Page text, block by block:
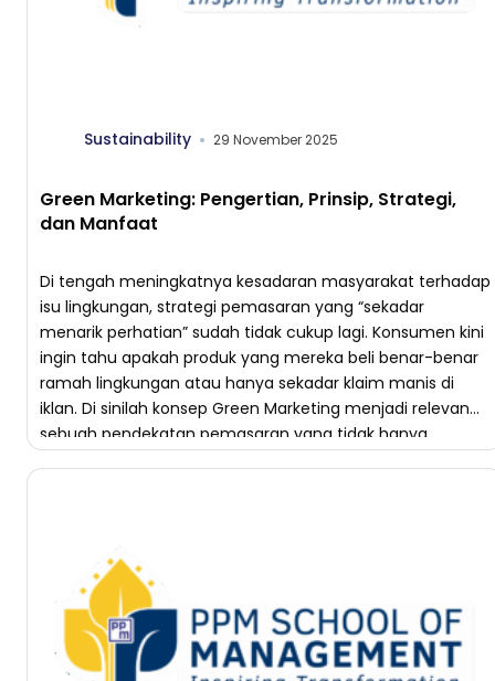
Sustainability 29 November 2025
Green Marketing: Pengertian, Prinsip, Strategi,
dan Manfaat
Di tengah meningkatnya kesadaran masyarakat terhadap
isu lingkungan, strategi pemasaran yang “sekadar
menarik perhatian” sudah tidak cukup lagi. Konsumen kini
ingin tahu apakah produk yang mereka beli benar-benar
ramah lingkungan atau hanya sekadar klaim manis di
iklan. Di sinilah konsep Green Marketing menjadi relevan—
sebuah pendekatan pemasaran yang tidak hanya